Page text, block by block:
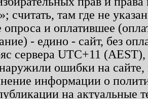
считать, там где не
опроса и оплатившее
- едино - сайт, без
сервера UTC+11
ошибки на
информации о
на актуальные